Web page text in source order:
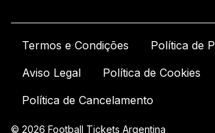
Termos e Condições
Política de
Aviso Legal
Política de Cookies
Política de Cancelamento
© 2026 Football Tickets Argentina